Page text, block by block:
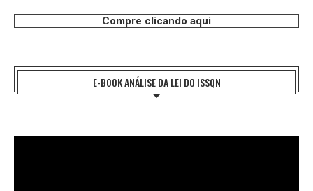
Compre clicando aqui
E-BOOK ANÁLISE DA LEI DO ISSQN